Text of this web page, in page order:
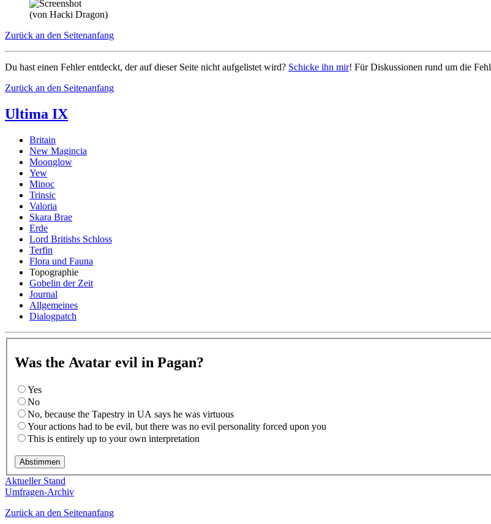
(von Hacki Dragon)
Zurück an den Seitenanfang
Du hast einen Fehler entdeckt, der auf dieser Seite nicht aufgelistet wird? Schicke ihn mir! Für Diskussionen rund um die
Zurück an den Seitenanfang
Ultima IX
Britain
New Magincia
Moonglow
Yew
Minoc
Trinsic
Valoria
Skara Brae
Erde
Lord Britishs Schloss
Terfin
Flora und Fauna
Topographie
Gobelin der Zeit
Journal
Allgemeines
Dialogpatch
Was the Avatar evil in Pagan?
Yes
No
No, because the Tapestry in UA says he was virtuous
Your actions had to be evil, but there was no evil personality forced upon you
This is entirely up to your own interpretation
Aktueller Stand
Umfragen-Archiv
Zurück an den Seitenanfang